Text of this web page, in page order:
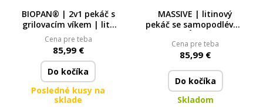
BIOPAN® | 2v1 pekáč s
grilovacím víkem | litý
hliník & keramický
povrch | 8 L + 3,3 L
Cena pre teba
85,99 €
Do kočíka
Posledné kusy na
sklade
MASSIVE | litinový
pekáč se samopodlévací
L | žíhaný červený
Cena pre teba
85,99 €
Do kočíka
Skladom